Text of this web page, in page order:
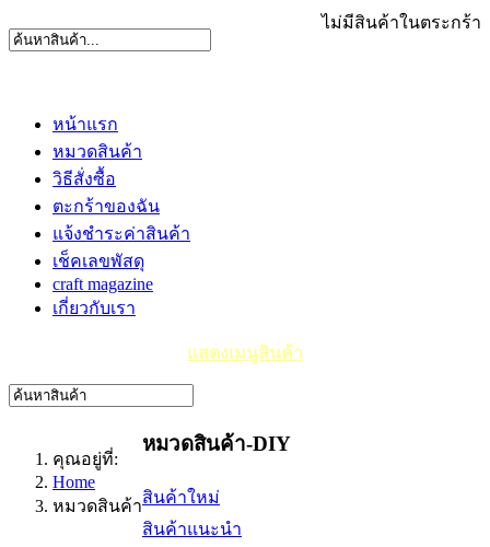
ไม่มีสินค้าในตระกร้า
หน้าแรก
หมวดสินค้า
วิธีสั่งซื้อ
ตะกร้าของฉัน
แจ้งชำระค่าสินค้า
เช็คเลขพัสดุ
craft magazine
เกี่ยวกับเรา
แสดงเมนูสินค้า
คุณอยู่ที่:
Home
หมวดสินค้า
หมวดสินค้า-DIY
สินค้าใหม่
สินค้าแนะนำ